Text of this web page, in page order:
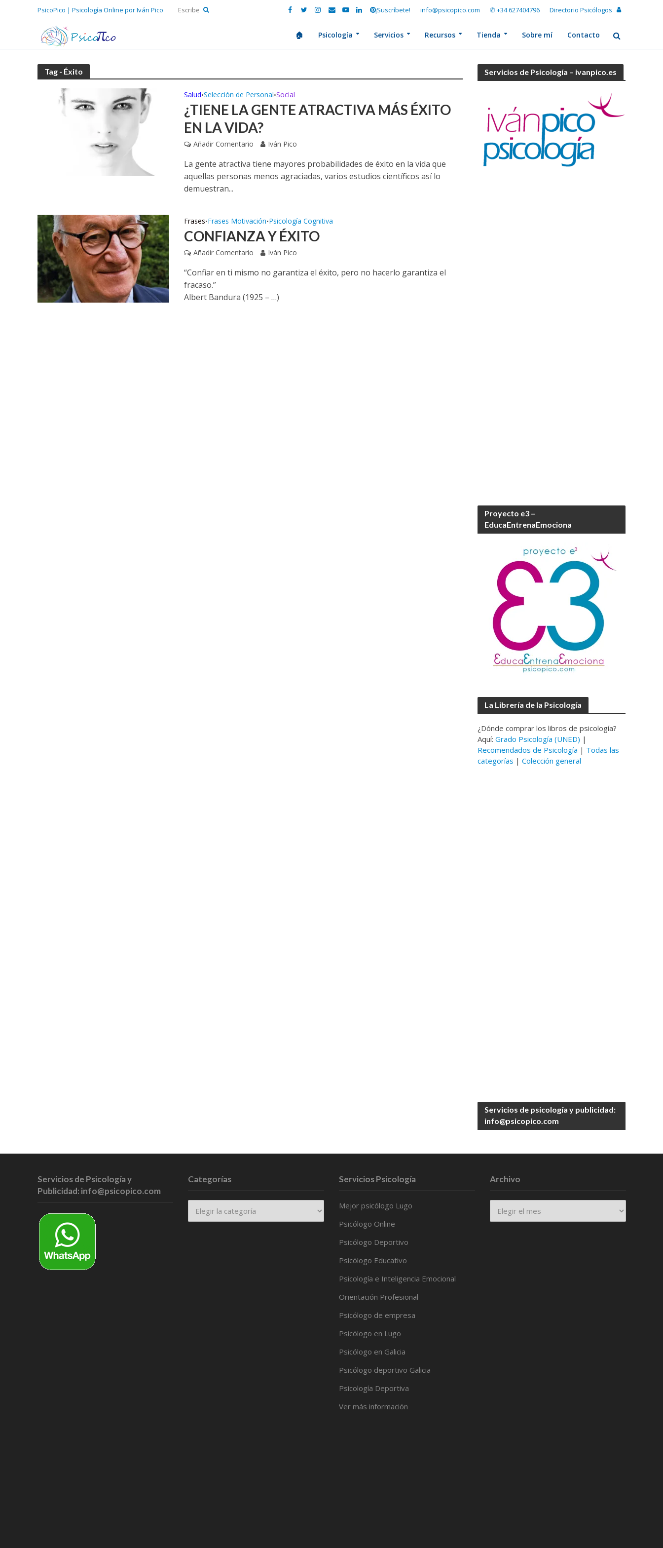
PsicoPico | Psicología Online por Iván Pico ¡Suscríbete! info@psicopico.com ✆ +34 627404796 Directorio Psicólogos
🏠 Psicología Servicios Recursos Tienda Sobre mí Contacto
Tag - Éxito
Salud•Selección de Personal•Social
¿TIENE LA GENTE ATRACTIVA MÁS ÉXITO
EN LA VIDA?
Añadir Comentario Iván Pico
La gente atractiva tiene mayores probabilidades de éxito en la vida que
aquellas personas menos agraciadas, varios estudios científicos así lo
demuestran...
Frases•Frases Motivación•Psicología Cognitiva
CONFIANZA Y ÉXITO
Añadir Comentario Iván Pico
“Confiar en ti mismo no garantiza el éxito, pero no hacerlo garantiza el
fracaso.”
Albert Bandura (1925 – …)
Servicios de Psicología – ivanpico.es
Proyecto e3 –
EducaEntrenaEmociona
La Librería de la Psicología
¿Dónde comprar los libros de psicología?
Aquí:Grado Psicología (UNED) |
Recomendados de Psicología | Todas las
categorías |Colección general
Servicios de psicología y publicidad:
info@psicopico.com
Servicios de Psicología y
Publicidad: info@psicopico.com
Categorías Servicios Psicología
Mejor psicólogo Lugo
Psicólogo Online
Psicólogo Deportivo
Psicólogo Educativo
Psicología e Inteligencia Emocional
Orientación Profesional
Psicólogo de empresa
Psicólogo en Lugo
Psicólogo en Galicia
Psicólogo deportivo Galicia
Psicología Deportiva
Ver más información
Archivo